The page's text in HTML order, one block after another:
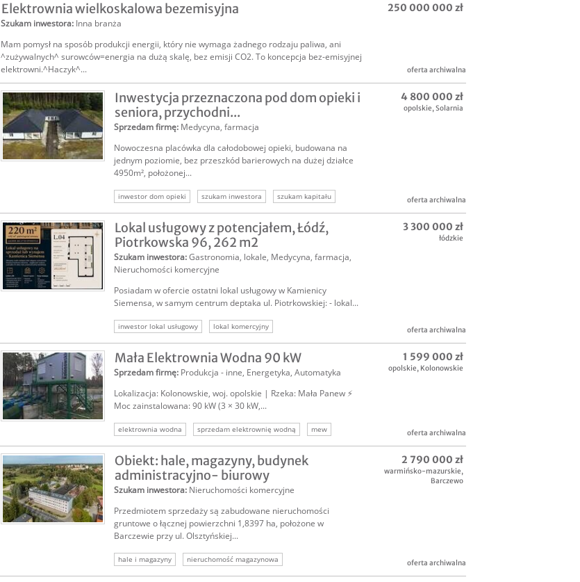
Elektrownia wielkoskalowa bezemisyjna
Szukam inwestora: Inna branża
Mam pomysł na sposób produkcji energii, który nie wymaga żadnego rodzaju paliwa, ani
^zużywalnych^ surowców=energia na dużą skalę, bez emisji CO2. To koncepcja bez-emisyjnej
elektrowni.^Haczyk^...
250 000 000 zł
oferta archiwalna
Inwestycja przeznaczona pod dom opieki i
seniora, przychodni...
Sprzedam firmę: Medycyna, farmacja
Nowoczesna placówka dla całodobowej opieki, budowana na
jednym poziomie, bez przeszkód barierowych na dużej działce
4950m², położonej...
inwestor dom opieki szukam inwestora
szukam kapitału
dom opieki
opieka senioralna
4 800 000 zł
opolskie,Solarnia
oferta archiwalna
Lokal usługowy z potencjałem, Łódź,
Piotrkowska 96, 262 m2
Szukam inwestora:Gastronomia, lokale, Medycyna, farmacja,
Nieruchomości komercyjne
Posiadam w ofercie ostatni lokal usługowy w Kamienicy
Siemensa, w samym centrum deptaka ul. Piotrkowskiej: - lokal...
inwestor lokal usługowy
lokal komercyjny
nieruchomość komercyjna
3 300 000 zł
łódzkie
oferta archiwalna
Mała Elektrownia Wodna 90 kW
Sprzedam firmę: Produkcja - inne, Energetyka, Automatyka
Lokalizacja: Kolonowskie, woj. opolskie | Rzeka: Mała Panew ⚡
Moc zainstalowana: 90 kW (3 × 30 kW,...
elektrownia wodna sprzedam elektrownię wodną
mew
sprzedam mew
mała elektrownia wodna
energetyka odnawialna
zielona energia
1 599 000 zł
opolskie, Kolonowskie
oferta archiwalna
Obiekt: hale, magazyny, budynek
administracyjno- biurowy
Szukam inwestora: Nieruchomości komercyjne
Przedmiotem sprzedaży są zabudowane nieruchomości
gruntowe o łącznej powierzchni 1,8397 ha, położone w
Barczewie przy ul. Olsztyńskiej...
hale i magazyny
nieruchomość magazynowa
nieruchomość produkcyjna
nieruchomości komercyjne
2 790 000 zł
warmińsko-mazurskie,
Barczewo
oferta archiwalna